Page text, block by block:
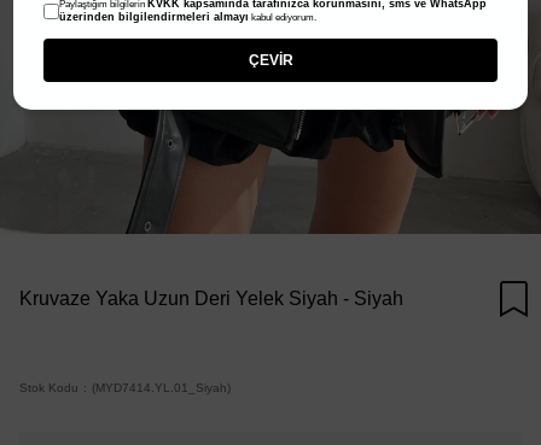
Kruvaze Yaka Uzun Deri Yelek Siyah - Siyah
Stok Kodu (MYD7414.YL.01_Siyah)
Paylaştığım bilgilerin KVKK kapsamında tarafınızca korunmasını, sms ve WhatsApp
üzerinden bilgilendirmeleri almayı kabul ediyorum.
ÇEVİR